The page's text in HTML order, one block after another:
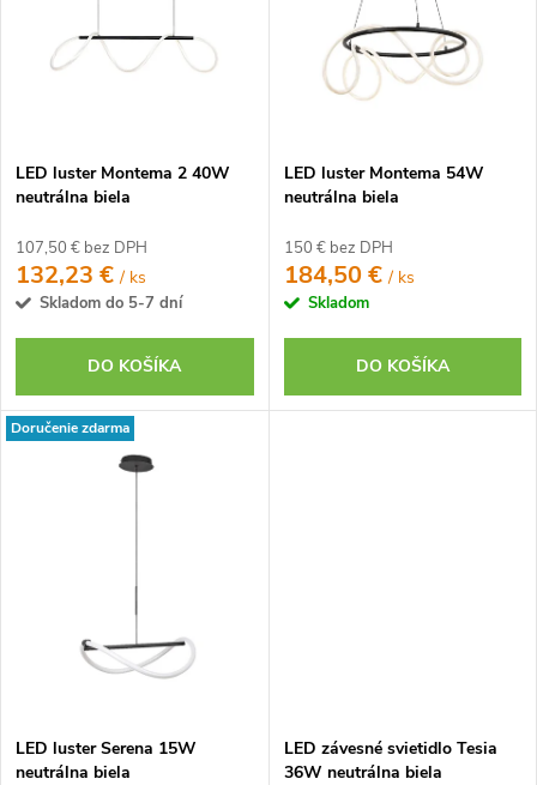
k
t
o
v
k
o
v
LED luster Montema 2 40W
neutrálna biela
107,50 € bez DPH
132,23 €/ ks
Skladom do 5-7 dní
DO KOŠÍKA
LED luster Montema 54W
neutrálna biela
150 € bez DPH
184,50 €/ ks
Skladom
DO KOŠÍKA
Doručenie zdarma
LED luster Serena 15W
neutrálna biela
LED závesné svietidlo Tesia
36W neutrálna biela